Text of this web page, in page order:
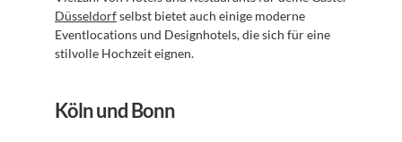
Düsseldorf selbst bietet auch einige moderne
Eventlocations und Designhotels, die sich für eine
stilvolle Hochzeit eignen.
Köln und Bonn